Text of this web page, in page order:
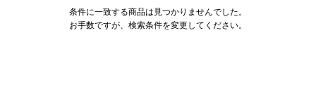
条件に一致する商品は見つかりませんでした。
お手数ですが、検索条件を変更してください。